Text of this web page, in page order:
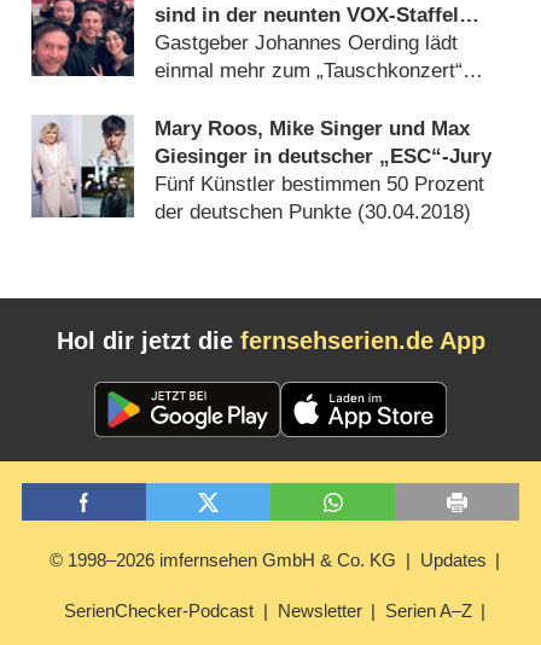
sind in der neunten VOX-Staffel
dabei
Gastgeber Johannes Oerding lädt
einmal mehr zum „Tauschkonzert“
Mary Roos, Mike Singer und Max
Giesinger in deutscher „ESC“-Jury
Fünf Künstler bestimmen 50 Prozent
der deutschen Punkte (30.04.2018)
Hol dir jetzt die fernsehserien.de App
© 1998–2026 imfernsehen GmbH & Co. KG Updates
SerienChecker-Podcast Newsletter Serien A–Z